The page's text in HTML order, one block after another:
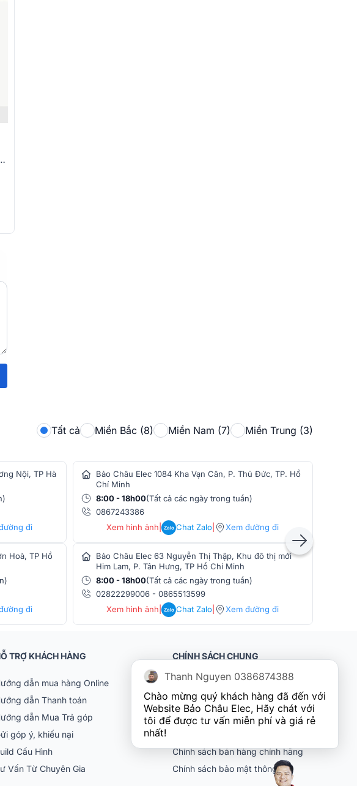
Tất cả Miền Bắc (8) Miền Nam (7) Miền Trung (3)
Nội, TP Hà
đi
Hoà, TP Hồ
đi
Bảo Châu Elec 1084 Kha Vạn Cân, P. Thủ Đức, TP. Hồ
Chí Minh
8:00 - 18h00(Tất cả các ngày trong tuần)
0867243386
Xem hình ảnh | Zalo Chat Zalo Xem đường đi
Bảo Châu Elec 63 Nguyễn Thị Thập, Khu đô thị mới
Him Lam, P. Tân Hưng, TP Hồ Chí Minh
8:00 - 18h00(Tất cả các ngày trong tuần)
02822299006- 0865513599
Xem hình ảnh | Zalo Chat Zalo Xem đường đi
TRỢ KHÁCH HÀNG
dẫn mua hàng Online
dẫn Thanh toán
dẫn Mua Trả góp
góp ý, khiếu nại
Cấu Hình
Vấn Từ Chuyên Gia
CHÍNH SÁCH CHUNG
Khách hàng doanh nghiệp (B2B)
Chính sách bảo hành
Chính sách đổi trả
Chính sách bán hàng chính hãng
Chính sách bảo mật thông tin
Thanh Nguyen 0386874388
Chào mừng quý khách hàng đã đến với
Website Bảo Châu Elec, Hãy chát với
tôi để được tư vấn miễn phí và giá rẻ
nhất!